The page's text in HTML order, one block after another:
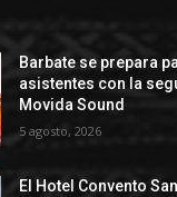
Barbate se prepara
asistentes con la
Movida Sound
5 agosto, 2026
El Hotel Convento